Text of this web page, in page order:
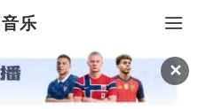
✕
乐